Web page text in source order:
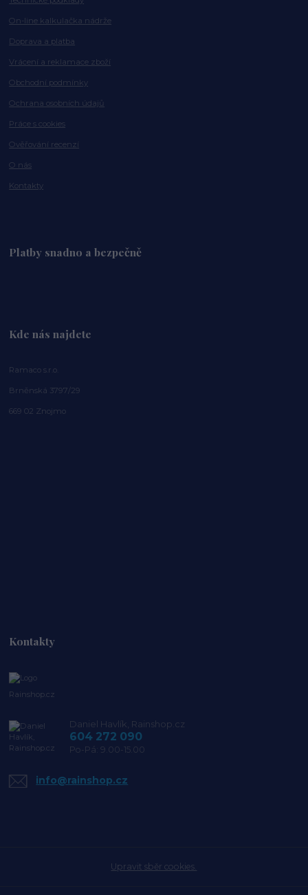
On-line kalkulačka nádrže
Doprava a platba
Vrácení a reklamace zboží
Obchodní podmínky
Ochrana osobních údajů
Práce s cookies
Ověřování recenzí
O nás
Kontakty
Platby snadno a bezpečně
Kde nás najdete
Ramaco s.r.o.
Brněnská 3797/29
669 02 Znojmo
Kontakty
Rainshop.cz
Daniel Havlík, Rainshop.cz
604 272 090
Po-Pá: 9.00-15.00
info@rainshop.cz
Upravit sběr cookies.